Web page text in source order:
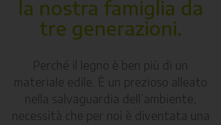
la nostra famiglia da
tre generazioni.
Perché il legno è ben più di un
materiale edile. È un prezioso alleato
nella salvaguardia dell’ambiente,
necessità che per noi è diventata una